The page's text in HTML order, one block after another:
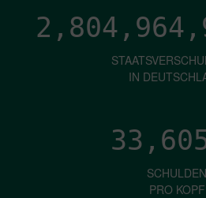
IN
SCHULDEN
PRO KOPF